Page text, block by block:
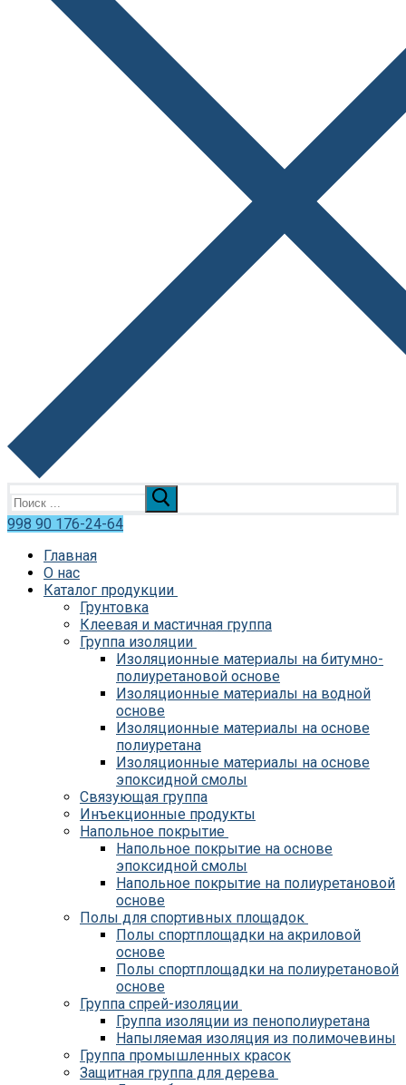
998 90 176-24-64
Главная
О нас
Каталог продукции
Грунтовка
Клеевая и мастичная группа
Группа изоляции
Изоляционные материалы на битумно-
полиуретановой основе
Изоляционные материалы на водной
основе
Изоляционные материалы на основе
полиуретана
Изоляционные материалы на основе
эпоксидной смолы
Связующая группа
Инъекционные продукты
Напольное покрытие
Напольное покрытие на основе
эпоксидной смолы
Напольное покрытие на полиуретановой
основе
Полы для спортивных площадок
Полы спортплощадки на акриловой
основе
Полы спортплощадки на полиуретановой
основе
Группа спрей-изоляции
Группа изоляции из пенополиуретана
Напыляемая изоляция из полимочевины
Группа промышленных красок
Защитная группа для дерева